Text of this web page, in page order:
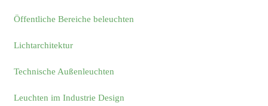
Öffentliche Bereiche beleuchten
Lichtarchitektur
Technische Außenleuchten
Leuchten im Industrie Design